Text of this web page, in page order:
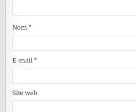
Nom*
E-mail*
Site web